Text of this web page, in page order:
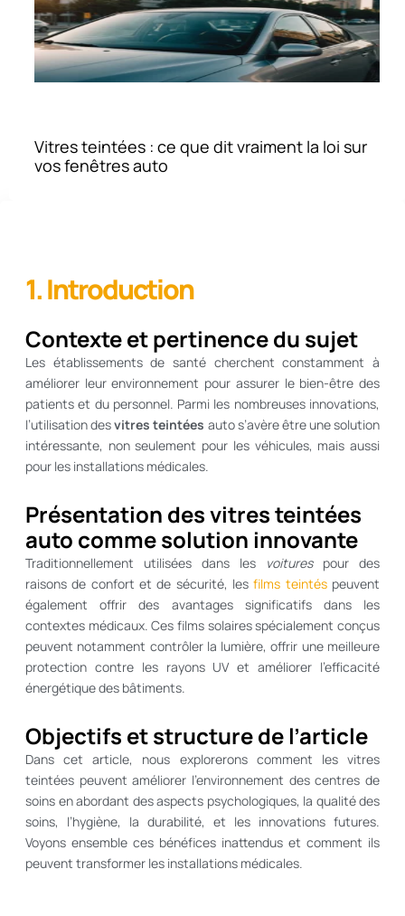
1. Introduction
Contexte et pertinence du sujet
Les établissements de santé cherchent constamment à
améliorer leur environnement pour assurer le bien-être des
patients et du personnel. Parmi les nombreuses innovations,
l’utilisation desvitres teintées auto s’avère être une solution
intéressante, non seulement pour les véhicules, mais aussi
pour les installations médicales.
Présentation des vitres teintées
auto comme solution innovante
Traditionnellement utilisées dans les voiturespour des
raisons de confort et de sécurité, lesfilms teintéspeuvent
également offrir des avantages significatifs dans les
contextes médicaux. Ces films solaires spécialement conçus
peuvent notamment contrôler la lumière, offrir une meilleure
protection contre les rayons UV et améliorer l’efficacité
énergétique des bâtiments.
Objectifs et structure de l’article
Dans cet article, nous explorerons comment les vitres
teintées peuvent améliorer l’environnement des centres de
soins en abordant des aspects psychologiques, la qualité des
soins, l’hygiène, la durabilité, et les innovations futures.
Voyons ensemble ces bénéfices inattendus et comment ils
peuvent transformer les installations médicales.
Vitres teintées : ce que dit vraiment la loi sur
vos fenêtres auto